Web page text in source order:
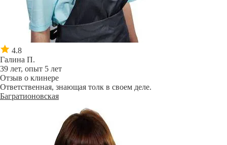
4.8
Галина П.
39 лет, опыт 5 лет
Отзыв о клинере
Ответственная, знающая толк в своем деле.
Багратионовская